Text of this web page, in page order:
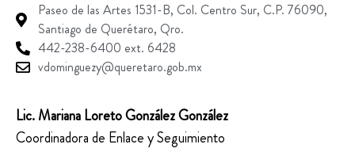
Paseo de las Artes 1531-B, Col. Centro Sur, C.P. 76090,
Santiago de Querétaro, Qro.
442-238-6400 ext. 6428
vdominguezy@queretaro.gob.mx
Lic. Mariana Loreto González González
Coordinadora de Enlace y Seguimiento